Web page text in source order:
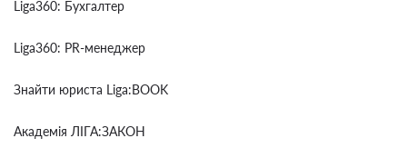
Liga360: Бухгалтер
Liga360: PR-менеджер
Знайти юриста Liga:BOOK
Академія ЛІГА:ЗАКОН